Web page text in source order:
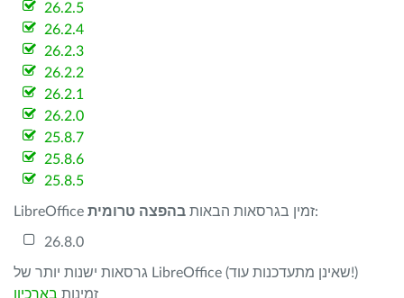
26.2.5
26.2.4
26.2.3
26.2.2
26.2.1
26.2.0
25.8.7
25.8.6
25.8.5
LibreOffice זמין בגרסאות הבאות בהפצה טרומית :
26.8.0
גרסאות ישנות יותר של LibreOffice (שאינן מתעדכנות עוד!)
זמינות בארכיון